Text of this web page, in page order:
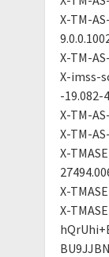
X-TM-
X-TM-
X-imss-
-19.082-
X-TM-
X-TM-
X-
X-
X-